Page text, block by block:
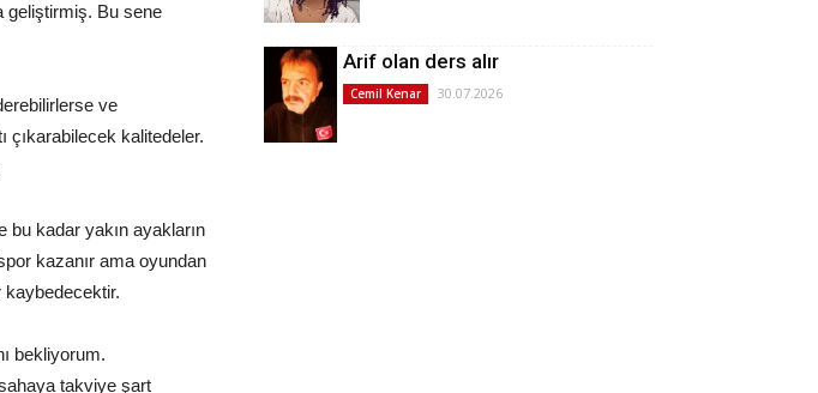
geliştirmiş. Bu sene
ve
çıkarabilecek kalitedeler.
kadar yakın ayakların
kazanır ama oyundan
kaybedecektir.
bekliyorum.
takviye şart
Arif olan ders alır
Cemil Kenar 30.07.2026